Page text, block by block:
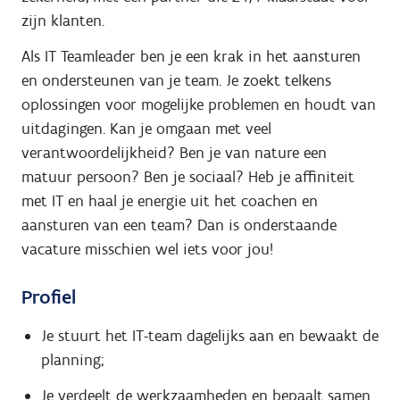
zijn klanten.
Als IT Teamleader ben je een krak in het aansturen
en ondersteunen van je team. Je zoekt telkens
oplossingen voor mogelijke problemen en houdt van
uitdagingen. Kan je omgaan met veel
verantwoordelijkheid? Ben je van nature een
matuur persoon? Ben je sociaal? Heb je affiniteit
met IT en haal je energie uit het coachen en
aansturen van een team? Dan is onderstaande
vacature misschien wel iets voor jou!
Profiel
Je stuurt het IT-team dagelijks aan en bewaakt de
planning;
Je verdeelt de werkzaamheden en bepaalt samen